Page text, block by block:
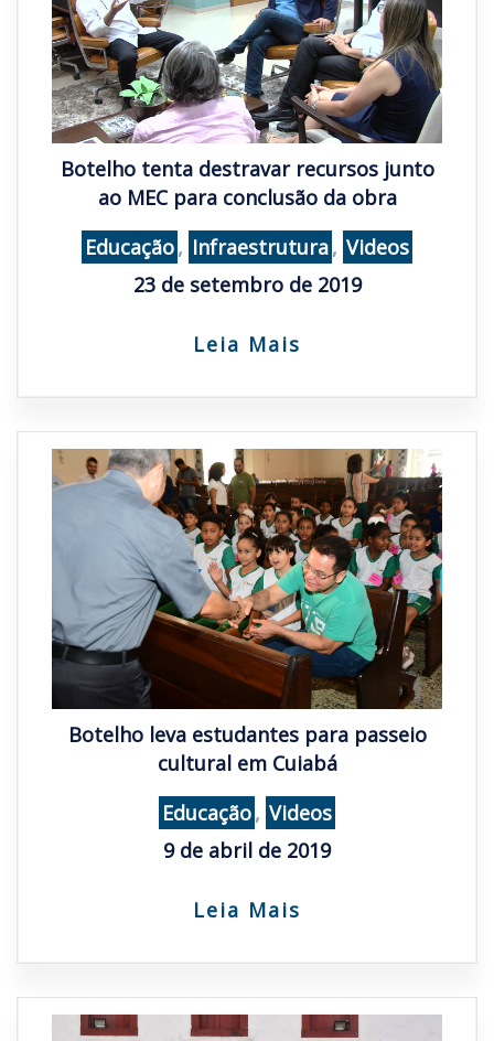
Botelho tenta destravar recursos junto
ao MEC para conclusão da obra
Educação, Infraestrutura, Videos
23 de setembro de 2019
Leia Mais
Botelho leva estudantes para passeio
cultural em Cuiabá
Educação, Videos
9 de abril de 2019
Leia Mais